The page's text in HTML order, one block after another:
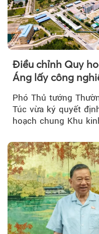
Điều chỉnh Quy
Áng lấy công
Phó Thủ tướng
Túc vừa ký quyết
hoạch chung Khu